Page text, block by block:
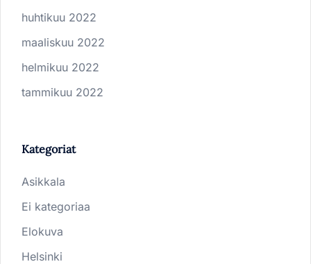
huhtikuu 2022
maaliskuu 2022
helmikuu 2022
tammikuu 2022
Kategoriat
Asikkala
Ei kategoriaa
Elokuva
Helsinki